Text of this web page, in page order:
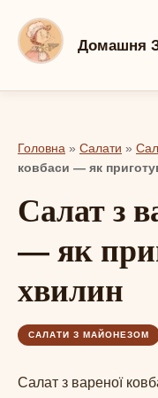
вмісту
Домашня
Головна » Салати »
ковбаси — як
Салат з вареної ковбаси
— як
хвилин
САЛАТИ З МАЙОНЕЗОМ
Салат з вареної